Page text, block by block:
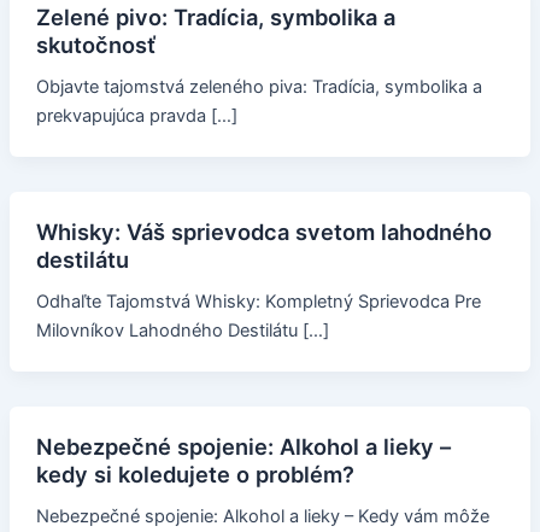
Zelené pivo: Tradícia, symbolika a
skutočnosť
Objavte tajomstvá zeleného piva: Tradícia, symbolika a
prekvapujúca pravda […]
Whisky: Váš sprievodca svetom lahodného
destilátu
Odhaľte Tajomstvá Whisky: Kompletný Sprievodca Pre
Milovníkov Lahodného Destilátu […]
Nebezpečné spojenie: Alkohol a lieky –
kedy si koledujete o problém?
Nebezpečné spojenie: Alkohol a lieky – Kedy vám môže